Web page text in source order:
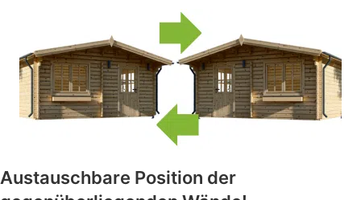
Austauschbare Position der